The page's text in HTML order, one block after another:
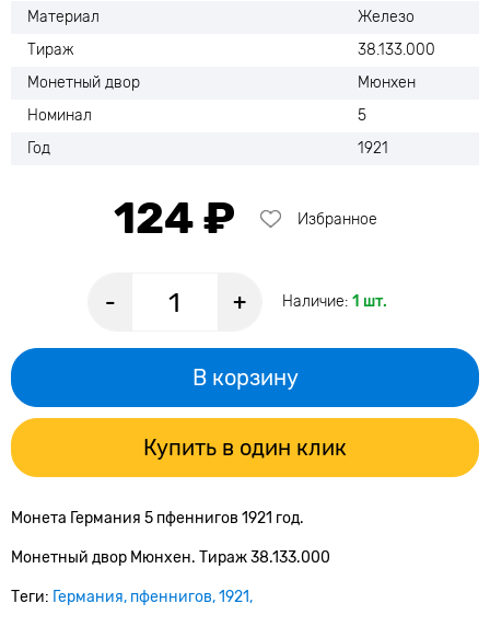
Материал
Железо
Тираж
38.133.000
Монетный двор
Мюнхен
Номинал
5
Год
1921
124 ₽ Избранное
- + Наличие: 1 шт.
В корзину
Купить в один клик
Монета Германия 5 пфеннигов 1921 год.
Монетный двор Мюнхен. Тираж 38.133.000
Теги: Германия пфеннигов 1921